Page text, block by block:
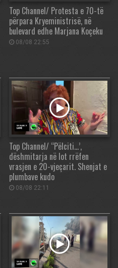
Top Channel/ Protesta e 70-të
përpara Kryeministrisë, në
bulevard edhe Marjana Koçeku
08/08 22:55
Top Channel/ “Pëlciti…’,
dëshmitarja në lot rrëfen
vrasjen e 20-vjeçarit. Shenjat e
plumbave kudo
08/08 22:11